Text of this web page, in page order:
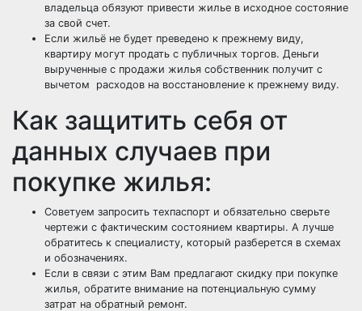
владельца обязуют привести жилье в исходное состояние
за свой счет.
Если жильё не будет преведено к прежнему виду,
квартиру могут продать с публичных торгов. Деньги
вырученные с продажи жилья собственник получит с
вычетом расходов на восстановление к прежнему виду.
Как защитить себя от
данных случаев при
покупке жилья:
Советуем запросить техпаспорт и обязательно сверьте
чертежи с фактическим состоянием квартиры. А лучше
обратитесь к специалисту, который разберется в схемах
и обозначениях.
Если в связи с этим Вам предлагают скидку при покупке
жилья, обратите внимание на потенциальную сумму
затрат на обратный ремонт.